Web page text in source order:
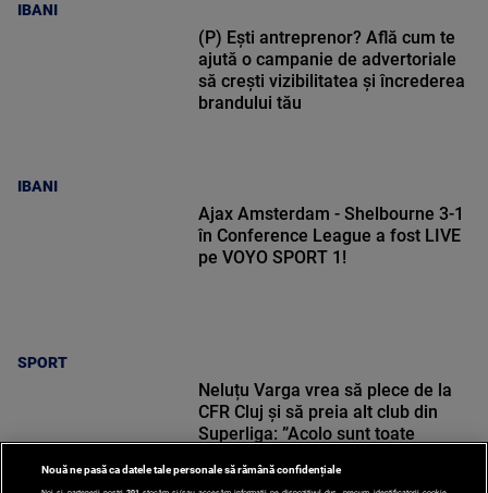
IBANI
IBANI
(P) Ești antreprenor? Află cum te
ajută o campanie de advertoriale
să crești vizibilitatea și încrederea
brandului tău
SPORT
Ajax Amsterdam - Shelbourne 3-1
în Conference League a fost LIVE
pe VOYO SPORT 1!
Neluțu Varga vrea să plece de la
CFR Cluj și să preia alt club din
Superliga: ”Acolo sunt toate
Nouă ne pasă ca datele tale personale să rămână confidențiale